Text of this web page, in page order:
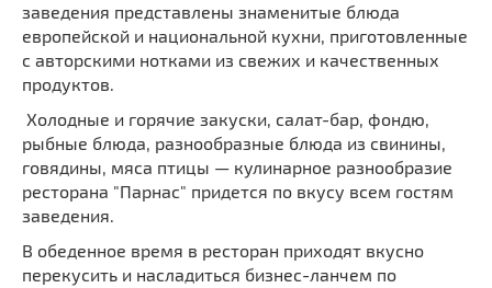
заведения представлены знаменитые блюда
европейской и национальной кухни, приготовленные
с авторскими нотками из свежих и качественных
продуктов.
Холодные и горячие закуски, салат-бар, фондю,
рыбные блюда, разнообразные блюда из свинины,
говядины, мяса птицы — кулинарное разнообразие
ресторана "Парнас" придется по вкусу всем гостям
заведения.
В обеденное время в ресторан приходят вкусно
перекусить и насладиться бизнес-ланчем по